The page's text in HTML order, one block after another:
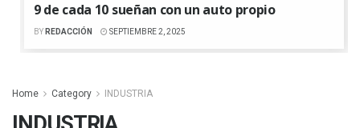
9 de cada 10 sueñan con un auto propio
BY REDACCIÓN SEPTIEMBRE 2, 2025
Home Category INDUSTRIA